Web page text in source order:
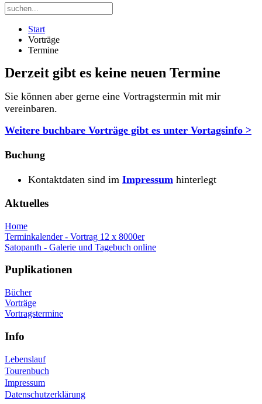
Start
Vorträge
Termine
Derzeit gibt es keine neuen Termine
Sie können aber gerne eine Vortragstermin mit mir
vereinbaren.
Weitere buchbare Vorträge gibt es unter Vortagsinfo >
Buchung
Kontaktdaten sind im Impressum hinterlegt
Aktuelles
Home
Terminkalender - Vortrag 12 x 8000er
Satopanth - Galerie und Tagebuch online
Puplikationen
Bücher
Vorträge
Vortragstermine
Info
Lebenslauf
Tourenbuch
Impressum
Datenschutzerklärung